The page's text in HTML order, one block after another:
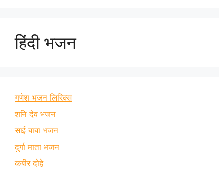
हिंदी भजन
गणेश भजन लिरिक्स
शनि देव भजन
साई बाबा भजन
दुर्गा माता भजन
कबीर दोहे